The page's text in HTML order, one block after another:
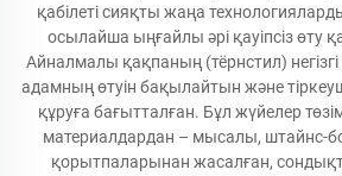
қабілеті сияқты жаңа
осылайша ыңғайлы әрі қауіпсіз өту
Айналмалы қақпаның (тёрнстил)
адамның өтуін бақылайтын және
құруға бағытталған. Бұл жүйелер
материалдардан – мысалы, штайнс-
қорытпаларынан жасалған,